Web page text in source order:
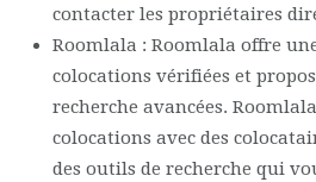
contacter les propriétaires
Roomlala : Roomlala offre
colocations vérifiées et
recherche avancées.
colocations avec des
des outils de recherche qui